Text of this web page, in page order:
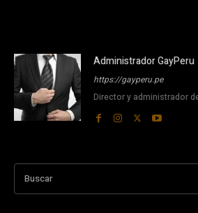
Administrador GayPeru
https://gayperu.pe
Director y administrador
Buscar